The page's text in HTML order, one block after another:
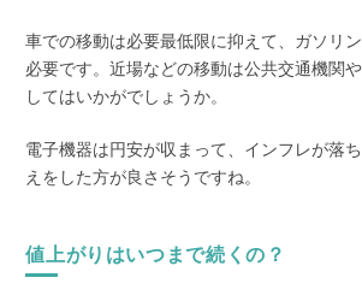
車での移動は必要最低限に抑えて、ガソリ
必要です。近場などの移動は公共交通機関
してはいかがでしょうか。
電子機器は円安が収まって、インフレが落
えをした方が良さそうですね。
値上がりはいつまで続くの？